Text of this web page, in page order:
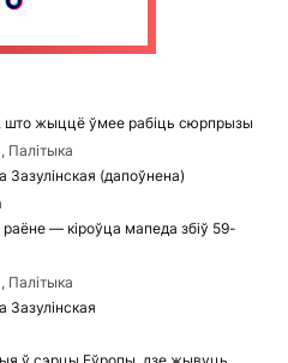
што жыццё ўмее рабіць сюрпрызы
Палітыка
Зазулінская (дапоўнена)
— кіроўца мапеда збіў 59-
Палітыка
Зазулінская